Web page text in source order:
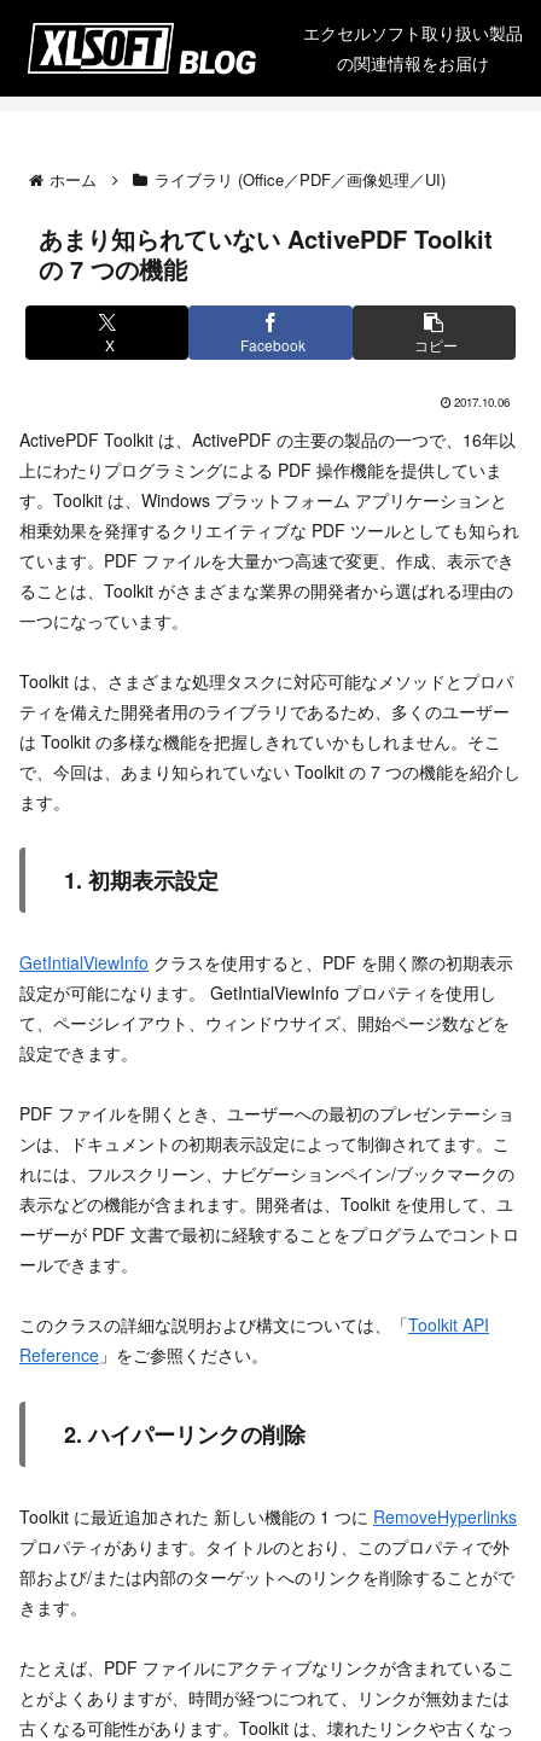
エクセルソフト取り扱い製品
の関連情報をお届け
ホーム ライブラリ (Office／PDF／画像処理／UI)
あまり知られていない ActivePDF Toolkit
の 7 つの機能
X Facebook コピー
2017.10.06
ActivePDF Toolkit は、ActivePDF の主要の製品の一つで、16年以
上にわたりプログラミングによる PDF 操作機能を提供していま
す。Toolkit は、Windows プラットフォーム アプリケーションと
相乗効果を発揮するクリエイティブな PDF ツールとしても知られ
ています。PDF ファイルを大量かつ高速で変更、作成、表示でき
ることは、Toolkit がさまざまな業界の開発者から選ばれる理由の
一つになっています。
Toolkit は、さまざまな処理タスクに対応可能なメソッドとプロパ
ティを備えた開発者用のライブラリであるため、多くのユーザー
は Toolkit の多様な機能を把握しきれていかもしれません。そこ
で、今回は、あまり知られていない Toolkit の 7 つの機能を紹介し
ます。
1. 初期表示設定
GetIntialViewInfo クラスを使用すると、PDF を開く際の初期表示
設定が可能になります。 GetIntialViewInfo プロパティを使用し
て、ページレイアウト、ウィンドウサイズ、開始ページ数などを
設定できます。
PDF ファイルを開くとき、ユーザーへの最初のプレゼンテーショ
ンは、ドキュメントの初期表示設定によって制御されてます。こ
れには、フルスクリーン、ナビゲーションペイン/ブックマークの
表示などの機能が含まれます。開発者は、Toolkit を使用して、ユ
ーザーが PDF 文書で最初に経験することをプログラムでコントロ
ールできます。
このクラスの詳細な説明および構文については、「Toolkit API
Reference 」をご参照ください。
2. ハイパーリンクの削除
Toolkit に最近追加された 新しい機能の 1 つに RemoveHyperlinks
プロパティがあります。タイトルのとおり、このプロパティで外
部および/または内部のターゲットへのリンクを削除することがで
きます。
たとえば、PDF ファイルにアクティブなリンクが含まれているこ
とがよくありますが、時間が経つにつれて、リンクが無効または
古くなる可能性があります。Toolkit は、壊れたリンクや古くなっ